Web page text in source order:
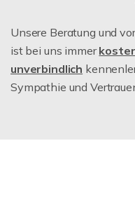
Unsere Beratung und
ist bei uns immer
unverbindlich
Sympathie und